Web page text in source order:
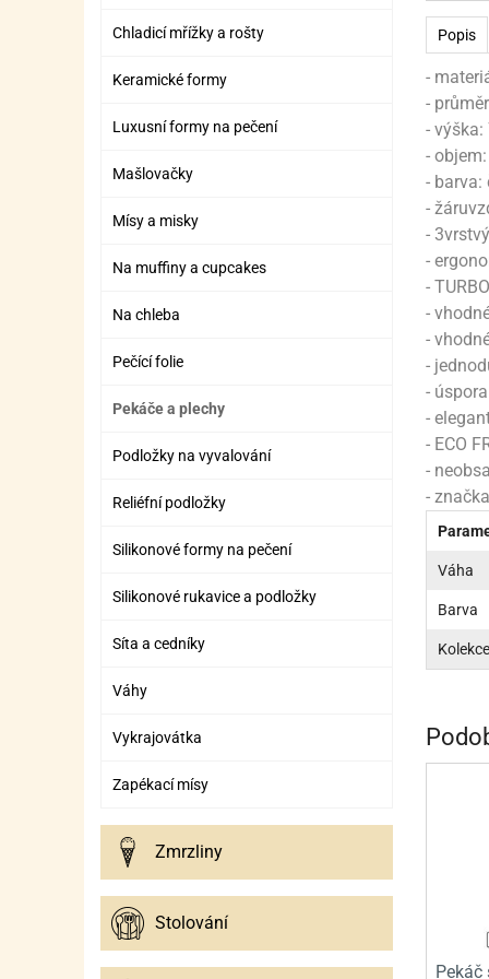
BOXY A TAŠKY NA POMŮCKY
Chladicí mřížky a rošty
Keramické formy
Luxusní formy na pečení
Mašlovačky
Mísy a misky
Na muffiny a cupcakes
Na chleba
Pečící folie
Pekáče a plechy
Podložky na vyvalování
Reliéfní podložky
Silikonové formy na pečení
Silikonové rukavice a podložky
Síta a cedníky
Váhy
Vykrajovátka
Zapékací mísy
Zmrzliny
Stolování
Popis
-
-
- výška:
-
- barva:
-
-
-
-
-
-
-
-
-
- ECO
-
-
Váha
Barva
Kolekce
Pekáč